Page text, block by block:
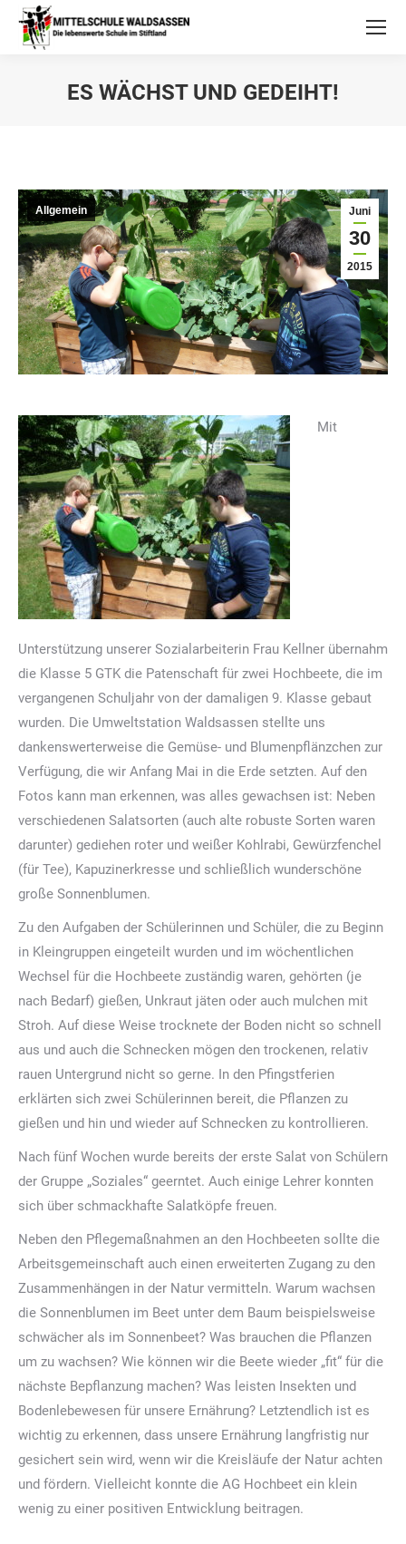
ES WÄCHST UND GEDEIHT!
Juni
30
2015
Allgemein
Mit
Unterstützung unserer Sozialarbeiterin Frau Kellner übernahm
die Klasse 5 GTK die Patenschaft für zwei Hochbeete, die im
vergangenen Schuljahr von der damaligen 9. Klasse gebaut
wurden. Die Umweltstation Waldsassen stellte uns
dankenswerterweise die Gemüse- und Blumenpflänzchen zur
Verfügung, die wir Anfang Mai in die Erde setzten. Auf den
Fotos kann man erkennen, was alles gewachsen ist: Neben
verschiedenen Salatsorten (auch alte robuste Sorten waren
darunter) gediehen roter und weißer Kohlrabi, Gewürzfenchel
(für Tee), Kapuzinerkresse und schließlich wunderschöne
große Sonnenblumen.
Zu den Aufgaben der Schülerinnen und Schüler, die zu Beginn
in Kleingruppen eingeteilt wurden und im wöchentlichen
Wechsel für die Hochbeete zuständig waren, gehörten (je
nach Bedarf) gießen, Unkraut jäten oder auch mulchen mit
Stroh. Auf diese Weise trocknete der Boden nicht so schnell
aus und auch die Schnecken mögen den trockenen, relativ
rauen Untergrund nicht so gerne. In den Pfingstferien
erklärten sich zwei Schülerinnen bereit, die Pflanzen zu
gießen und hin und wieder auf Schnecken zu kontrollieren.
Nach fünf Wochen wurde bereits der erste Salat von Schülern
der Gruppe „Soziales“ geerntet. Auch einige Lehrer konnten
sich über schmackhafte Salatköpfe freuen.
Neben den Pflegemaßnahmen an den Hochbeeten sollte die
Arbeitsgemeinschaft auch einen erweiterten Zugang zu den
Zusammenhängen in der Natur vermitteln. Warum wachsen
die Sonnenblumen im Beet unter dem Baum beispielsweise
schwächer als im Sonnenbeet? Was brauchen die Pflanzen
um zu wachsen? Wie können wir die Beete wieder „fit“ für die
nächste Bepflanzung machen? Was leisten Insekten und
Bodenlebewesen für unsere Ernährung? Letztendlich ist es
wichtig zu erkennen, dass unsere Ernährung langfristig nur
gesichert sein wird, wenn wir die Kreisläufe der Natur achten
und fördern. Vielleicht konnte die AG Hochbeet ein klein
wenig zu einer positiven Entwicklung beitragen.